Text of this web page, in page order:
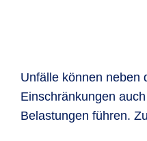
Unfälle können neben
Einschränkungen
Belastungen führen.